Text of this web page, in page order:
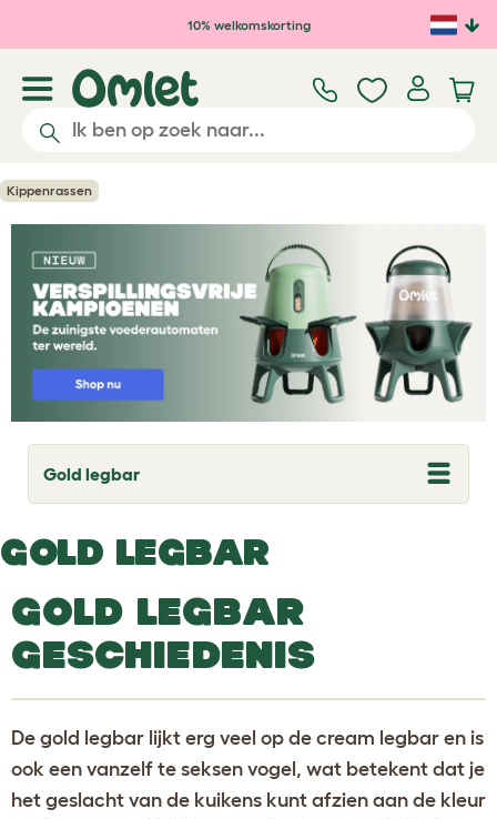
Ga naar de hoofdinhoud
10% welkomskorting
Kippenrassen
Gold legbar
T
o
g
l
e
r
o
p
d
w
GOLD LEGBAR
GOLD LEGBAR
GESCHIEDENIS
De gold legbar lijkt erg veel op de cream legbar en is
ook een vanzelf te seksen vogel, wat betekent dat je
het geslacht van de kuikens kunt afzien aan de kleur